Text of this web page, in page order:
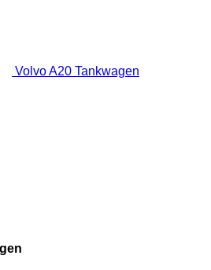
Volvo A20 Tankwagen